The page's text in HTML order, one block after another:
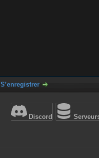
S’enregistrer
Discord